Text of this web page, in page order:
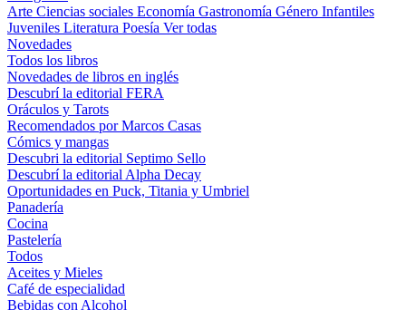
Arte Ciencias sociales Economía Gastronomía Género Infantiles
Juveniles Literatura Poesía Ver todas
Novedades
Todos los libros
Novedades de libros en inglés
Descubrí la editorial FERA
Oráculos y Tarots
Recomendados por Marcos Casas
Cómics y mangas
Descubri la editorial Septimo Sello
Descubrí la editorial Alpha Decay
Oportunidades en Puck, Titania y Umbriel
Panadería
Cocina
Pastelería
Todos
Aceites y Mieles
Café de especialidad
Bebidas con Alcohol